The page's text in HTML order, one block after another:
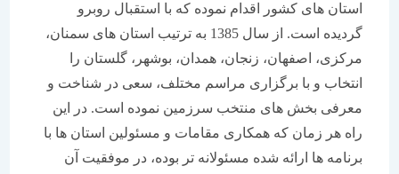
استان های کشور اقدام نموده که با استقبال روبرو
گردیده است. از سال 1385 به ترتیب استان های سمنان،
مرکزی، اصفهان، زنجان، همدان، بوشهر، گلستان را
انتخاب و با برگزاری مراسم مختلف، سعی در شناخت و
معرفی بخش های منتخب سرزمین نموده است. در این
راه هر زمان که همکاری مقامات و مسئولین استان ها با
برنامه ها ارائه شده مسئولانه تر بوده، در موفقیت آن